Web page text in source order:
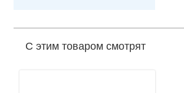
С этим товаром смотрят